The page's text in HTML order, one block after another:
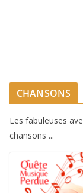
CHANSONS
Les fabuleuses
chansons ...